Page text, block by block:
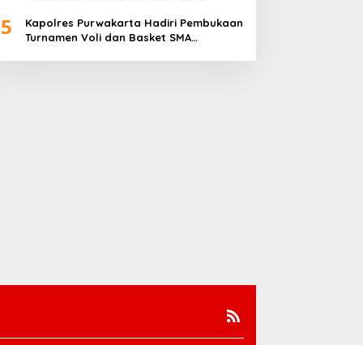
5
Kapolres Purwakarta Hadiri Pembukaan
Turnamen Voli dan Basket SMA